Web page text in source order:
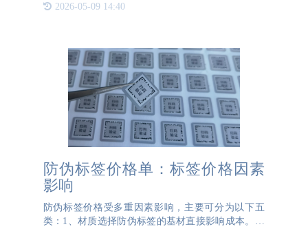
任。传统人工稽查方式成本高、时效性差，难以实现
2026-05-09 14:40
防伪标签价格单：标签价格因素
影响
防伪标签价格受多重因素影响，主要可分为以下五
类：1、材质选择防伪标签的基材直接影响成本。普